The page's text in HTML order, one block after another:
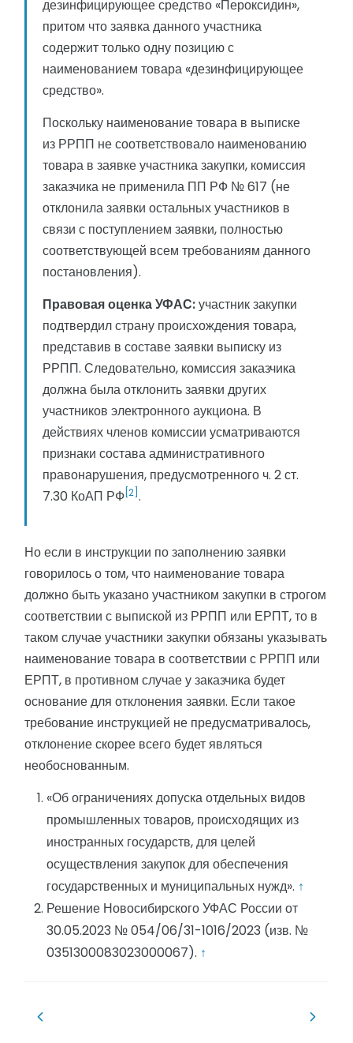
дезинфицирующее средство «Пероксидин»,
притом что заявка данного участника
содержит только одну позицию с
наименованием товара «дезинфицирующее
средство».
Поскольку наименование товара в выписке
из РРПП не соответствовало наименованию
товара в заявке участника закупки, комиссия
заказчика не применила ПП РФ № 617 (не
отклонила заявки остальных участников в
связи с поступлением заявки, полностью
соответствующей всем требованиям данного
постановления).
Правовая оценка УФАС:участник закупки
подтвердил страну происхождения товара,
представив в составе заявки выписку из
РРПП. Следовательно, комиссия заказчика
должна была отклонить заявки других
участников электронного аукциона. В
действиях членов комиссии усматриваются
признаки состава административного
правонарушения, предусмотренного ч. 2 ст.
7.30 КоАП РФ [2] .
Но если в инструкции по заполнению заявки
говорилось о том, что наименование товара
должно быть указано участником закупки в строгом
соответствии с выпиской из РРПП или ЕРПТ, то в
таком случае участники закупки обязаны указывать
наименование товара в соответствии с РРПП или
ЕРПТ, в противном случае у заказчика будет
основание для отклонения заявки. Если такое
требование инструкцией не предусматривалось,
отклонение скорее всего будет являться
необоснованным.
«Об ограничениях допуска отдельных видов
промышленных товаров, происходящих из
иностранных государств, для целей
осуществления закупок для обеспечения
государственных и муниципальных нужд». ↑
Решение Новосибирского УФАС России от
30.05.2023 № 054/06/31-1016/2023 (изв. №
0351300083023000067). ↑